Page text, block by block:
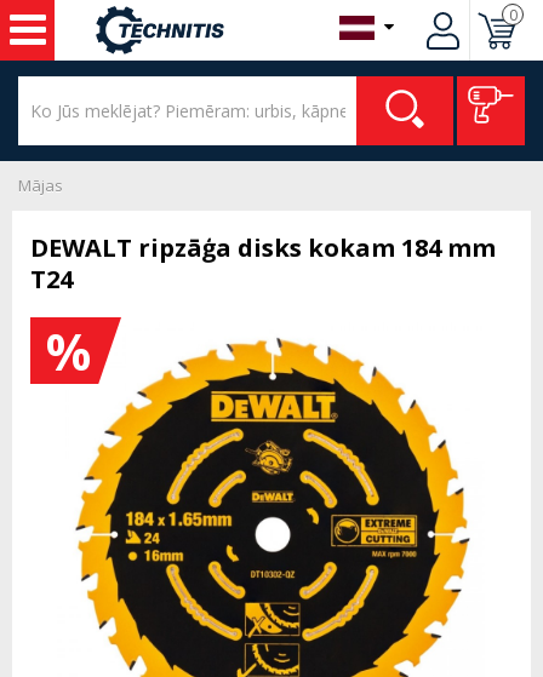
0
Mājas
DEWALT ripzāģa disks kokam 184 mm
T24
%